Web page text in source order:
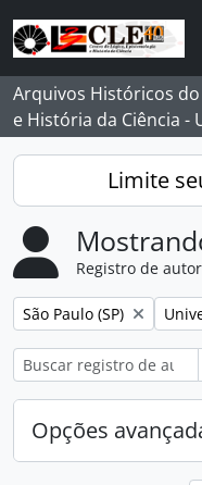
Skip to main content
Arquivos Históricos
e História da Ciência -
Limite
Registro de
Remover filtro:
São Paulo (SP)
Opções